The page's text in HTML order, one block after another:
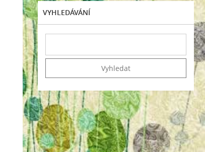
VYHLEDÁVÁNÍ